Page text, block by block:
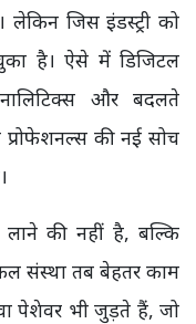
जिस इंडस्ट्री को
है। ऐसे में डिजिटल
और बदलते
की नई सोच
की नहीं है, बल्कि
संस्था तब बेहतर काम
पेशेवर भी जुड़ते हैं, जो